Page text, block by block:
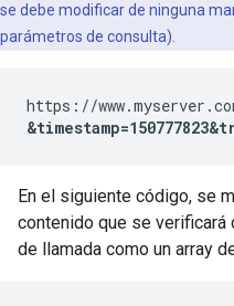
se debe modificar de ninguna
parámetros de consulta).
https://
En el siguiente código, se
contenido que se verificará
de llamada como un array